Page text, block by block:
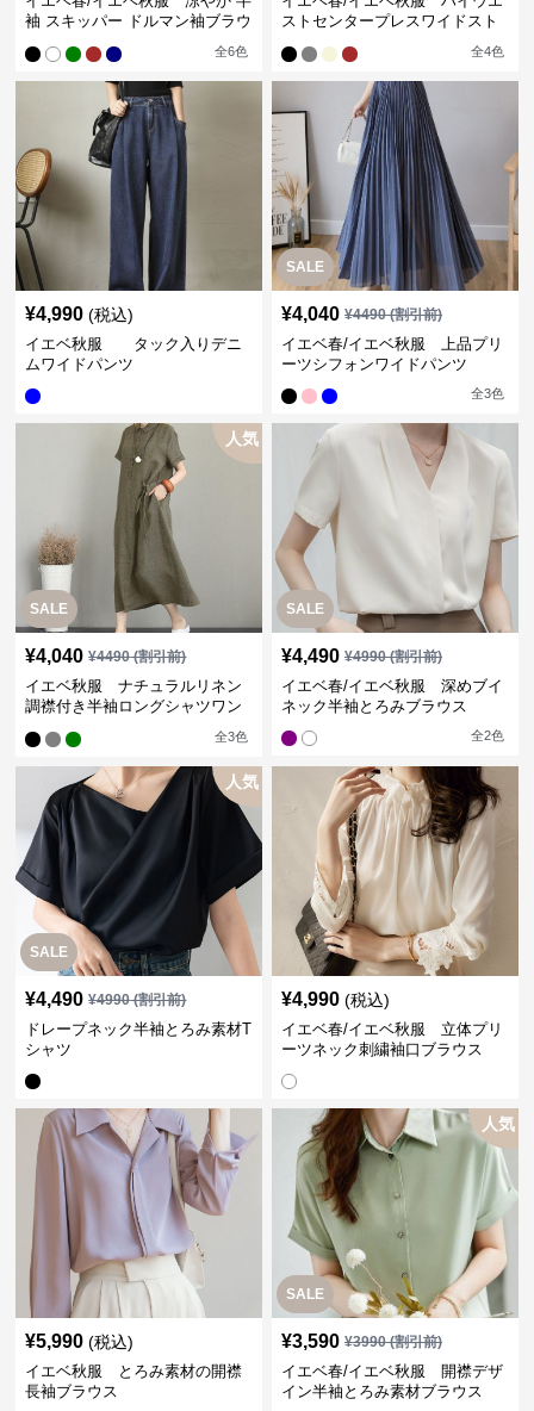
袖 スキッパー ドルマン袖ブラウ
全6色
ストセンタープレスワイドスト
全4色
¥4,990 (税込)
イエベ秋服 タック入りデニ
ムワイドパンツ
SALE
¥4,040 ¥4490(割引前)
イエベ春/イエベ秋服 上品プリ
ーツシフォンワイドパンツ
全3色
SALE
人気
¥4,040 ¥4490(割引前)
イエベ秋服 ナチュラルリネン
調襟付き半袖ロングシャツワン
全3色
SALE
¥4,490 ¥4990(割引前)
イエベ春/イエベ秋服 深めブイ
ネック半袖とろみブラウス
全2色
SALE
人気
¥4,490 ¥4990(割引前)
ドレープネック半袖とろみ素材T
シャツ
¥4,990 (税込)
イエベ春/イエベ秋服 立体プリ
ーツネック刺繍袖口ブラウス
¥5,990 (税込)
イエベ秋服 とろみ素材の開襟
長袖ブラウス
SALE
人気
¥3,590 ¥3990(割引前)
イエベ春/イエベ秋服 開襟デザ
イン半袖とろみ素材ブラウス